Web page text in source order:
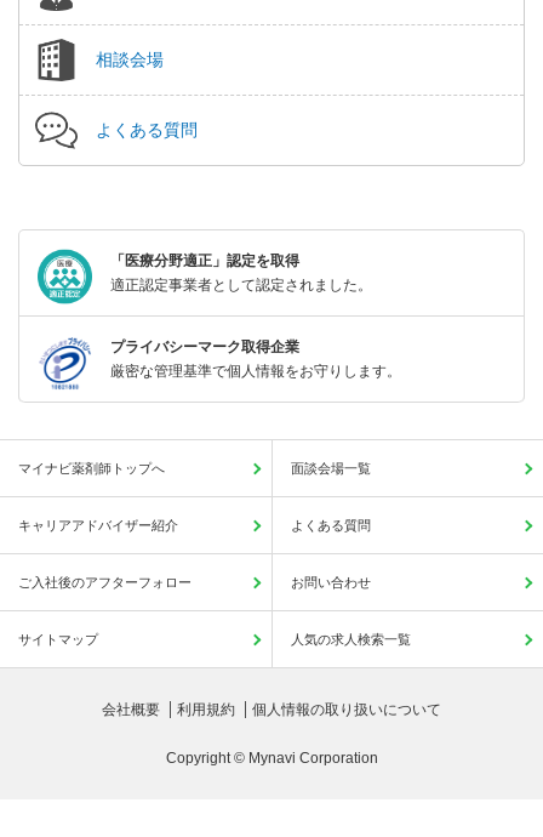
相談会場
よくある質問
「医療分野適正」認定を取得
適正認定事業者として認定されました。
プライバシーマーク取得企業
厳密な管理基準で個人情報をお守りします。
マイナビ薬剤師トップへ 面談会場一覧
キャリアアドバイザー紹介 よくある質問
ご入社後のアフターフォロー お問い合わせ
サイトマップ 人気の求人検索一覧
会社概要 利用規約 個人情報の取り扱いについて
Copyright © Mynavi Corporation